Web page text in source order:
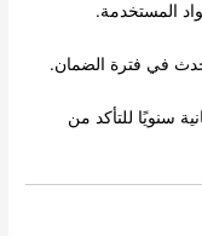
المستخدمة.
في فترة الضمان.
سنويًا للتأكد من